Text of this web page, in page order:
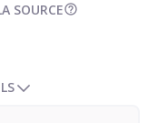
SOURCE